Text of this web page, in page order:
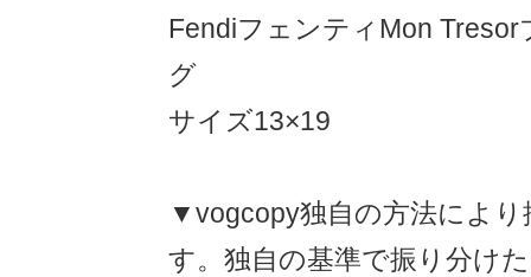
FendiフェンティMon
グ
サイズ13×19
▼vogcopy独自の方法によ
す。独自の基準で振り分け